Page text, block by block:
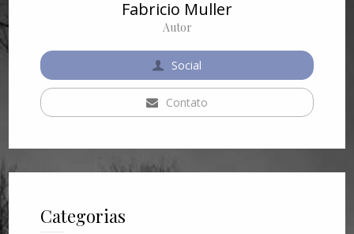
Fabricio Muller
Autor
Social
Contato
Categorias